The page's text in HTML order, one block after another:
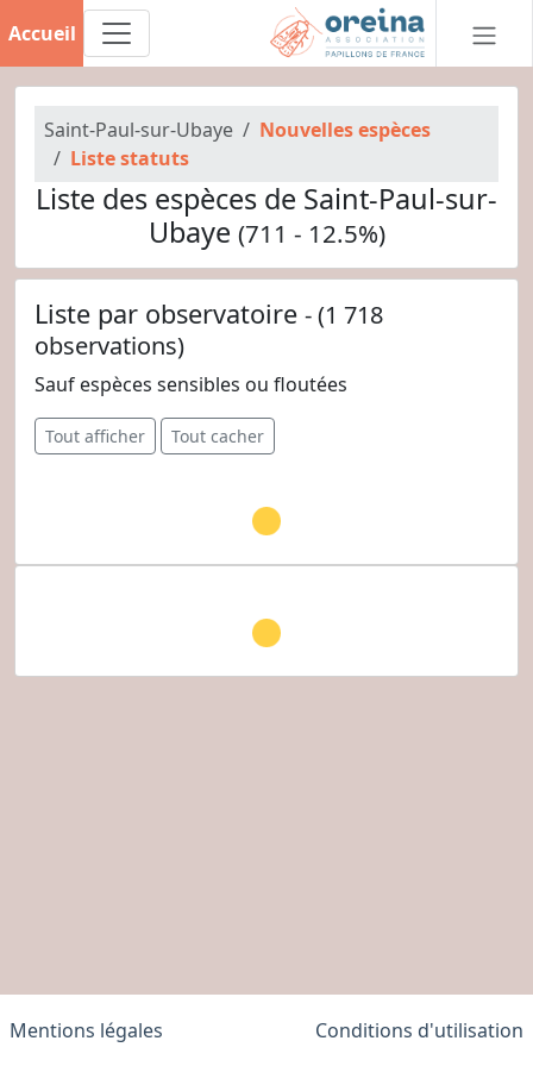
Accueil
Saint-Paul-sur-Ubaye
Nouvelles espèces
Liste statuts
Liste des espèces de Saint-Paul-sur-
Ubaye (711 - 12.5%)
Liste par observatoire - (1 718
observations)
Sauf espèces sensibles ou floutées
Tout afficher Tout cacher
Mentions légales Conditions d'utilisation